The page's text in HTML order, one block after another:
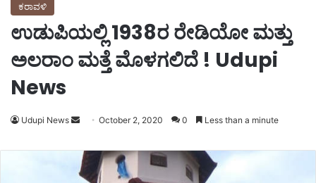
ಕರಾವಳಿ
ಉಡುಪಿಯಲ್ಲಿ 1938ರ ರೇಡಿಯೋ ಮತ್ತು
ಅಲರಾಂ ಮತ್ತೆ ಮೊಳಗಲಿದೆ ! Udupi
News
Udupi News
Send
email
October 2, 2020 0 Less than a minute